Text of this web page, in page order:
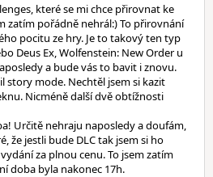
které se mi chce přirovnat ke
zatím pořádně nehrál:) To přirovnání
pocitu ze hry. Je to takový ten typ
Deus Ex, Wolfenstein: New Order u
a bude vás to bavit i znovu.
story mode. Nechtěl jsem si kazit
Nicméně další dvě obtížnosti
Určitě nehraju naposledy a doufám,
že jestli bude DLC tak jsem si ho
za plnou cenu. To jsem zatím
doba byla nakonec 17h.